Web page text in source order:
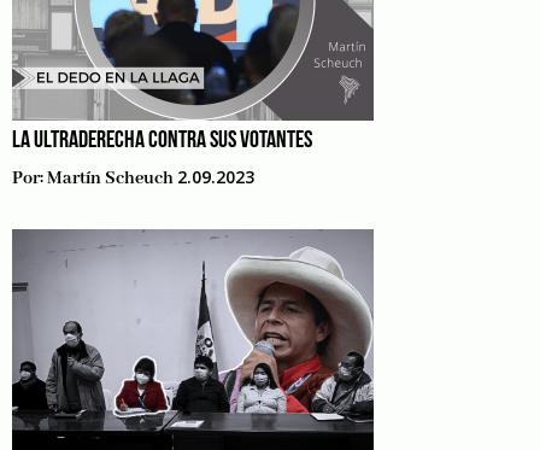
LA ULTRADERECHA CONTRA SUS VOTANTES
Por:Martín Scheuch 2.09.2023